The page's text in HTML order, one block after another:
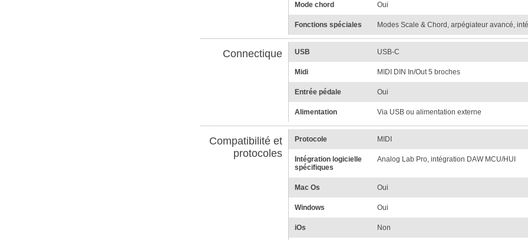
Mode chord Oui
Fonctions spéciales Modes Scale & Chord, arpégiateur avancé,
Connectique USB USB-C
Midi MIDI DIN In/Out 5 broches
Entrée pédale Oui
Alimentation Via USB ou alimentation externe
Compatibilité et
protocoles
Protocole MIDI
Intégration logicielle
spécifiques
Analog Lab Pro, intégration DAW MCU/HUI
Mac Os Oui
Windows Oui
iOs Non